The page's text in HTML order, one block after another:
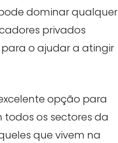
dominar qualquer
privados
o ajudar a atingir
opção para
os sectores da
que vivem na